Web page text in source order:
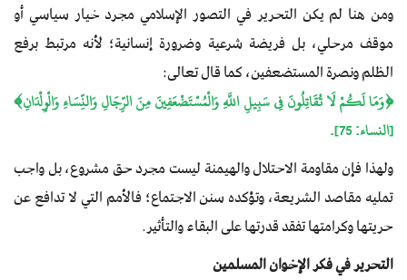
ومن هنا لم يكن التحرير في التصور الإسلامي مجرد خيار سياسي أو
موقف مرحلي، بل فريضة شرعية وضرورة إنسانية؛ لأنه مرتبط برفع
الظلم ونصرة المستضعفين، كما قال تعالى:
﴿وَمَا لَكُمْ لَا تُقَاتِلُونَ فِي سَبِيلِ اللَّهِ وَالْمُسْتَضْعَفِينَ مِنَ الرِّجَالِ وَالنِّسَاءِ وَالْوِلْدَانِ﴾
[النساء: 75].
ولهذا فإن مقاومة الاحتلال والهيمنة ليست مجرد حق مشروع، بل واجب
تمليه مقاصد الشريعة، وتؤكده سنن الاجتماع؛ فالأمم التي لا تدافع عن
حريتها وكرامتها تفقد قدرتها على البقاء والتأثير.
التحرير في فكر الإخوان المسلمين